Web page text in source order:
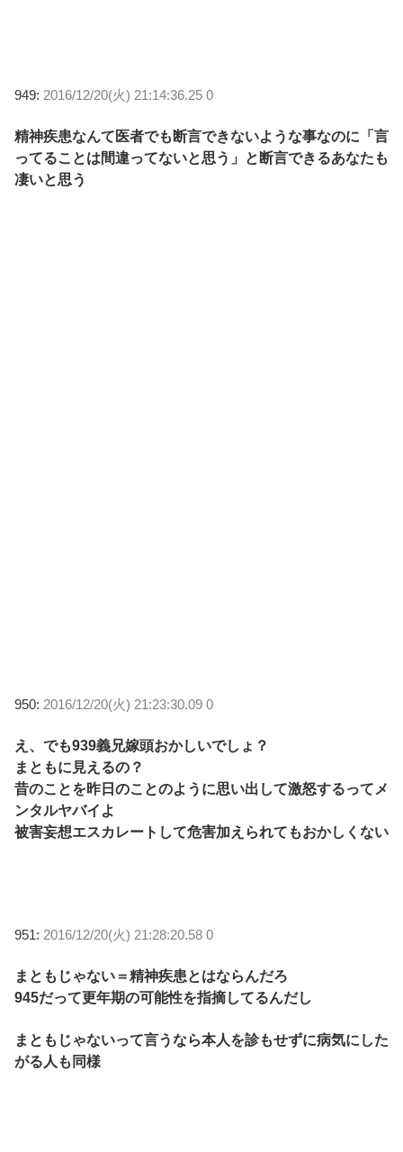
949: 2016/12/20(火) 21:14:36.25 0
精神疾患なんて医者でも断言できないような事なのに「言
ってることは間違ってないと思う」と断言できるあなたも
凄いと思う
950: 2016/12/20(火) 21:23:30.09 0
え、でも939義兄嫁頭おかしいでしょ？
まともに見えるの？
昔のことを昨日のことのように思い出して激怒するってメ
ンタルヤバイよ
被害妄想エスカレートして危害加えられてもおかしくない
951: 2016/12/20(火) 21:28:20.58 0
まともじゃない＝精神疾患とはならんだろ
945だって更年期の可能性を指摘してるんだし
まともじゃないって言うなら本人を診もせずに病気にした
がる人も同様